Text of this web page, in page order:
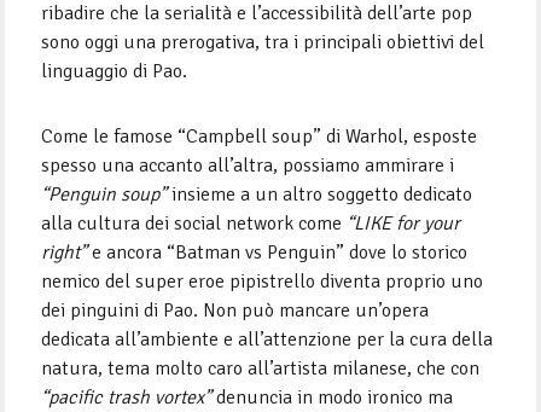
ribadire che la serialità e l’accessibilità dell’arte pop
sono oggi una prerogativa, tra i principali obiettivi del
linguaggio di Pao.
Come le famose “Campbell soup” di Warhol, esposte
spesso una accanto all’altra, possiamo ammirare i
“Penguin soup”insieme a un altro soggetto dedicato
alla cultura dei social network come “LIKE for your
right”e ancora “Batman vs Penguin” dove lo storico
nemico del super eroe pipistrello diventa proprio uno
dei pinguini di Pao. Non può mancare un’opera
dedicata all’ambiente e all’attenzione per la cura della
natura, tema molto caro all’artista milanese, che con
“pacific trash vortex”denuncia in modo ironico ma